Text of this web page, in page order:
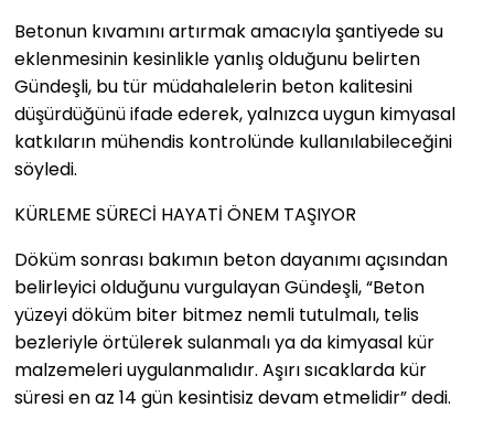
Betonun kıvamını artırmak amacıyla şantiyede su
eklenmesinin kesinlikle yanlış olduğunu belirten
Gündeşli, bu tür müdahalelerin beton kalitesini
düşürdüğünü ifade ederek, yalnızca uygun kimyasal
katkıların mühendis kontrolünde kullanılabileceğini
söyledi.
KÜRLEME SÜRECİ HAYATİ ÖNEM TAŞIYOR
Döküm sonrası bakımın beton dayanımı açısından
belirleyici olduğunu vurgulayan Gündeşli, “Beton
yüzeyi döküm biter bitmez nemli tutulmalı, telis
bezleriyle örtülerek sulanmalı ya da kimyasal kür
malzemeleri uygulanmalıdır. Aşırı sıcaklarda kür
süresi en az 14 gün kesintisiz devam etmelidir” dedi.